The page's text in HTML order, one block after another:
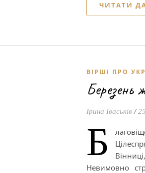
ЧИТАТИ
ВІРШІ ПРО
Березень
Ірина Іваськів /
Б
Невимовно